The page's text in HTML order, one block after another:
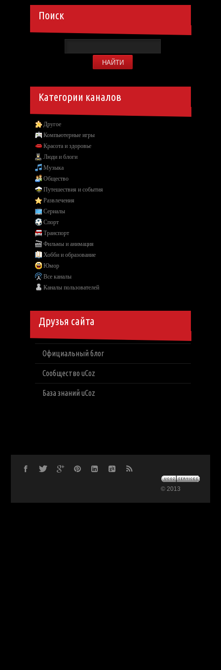
Поиск
Категории каналов
Другое
Компьютерные игры
Красота и здоровье
Люди и блоги
Музыка
Общество
Путешествия и события
Развлечения
Сериалы
Спорт
Транспорт
Фильмы и анимация
Хобби и образование
Юмор
Все каналы
Каналы пользователей
Друзья сайта
Официальный блог
Сообщество uCoz
База знаний uCoz
© 2013